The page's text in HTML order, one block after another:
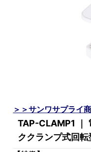
＞＞サンワサプライ
TAP-CLAMP1 ｜
ククランプ式回